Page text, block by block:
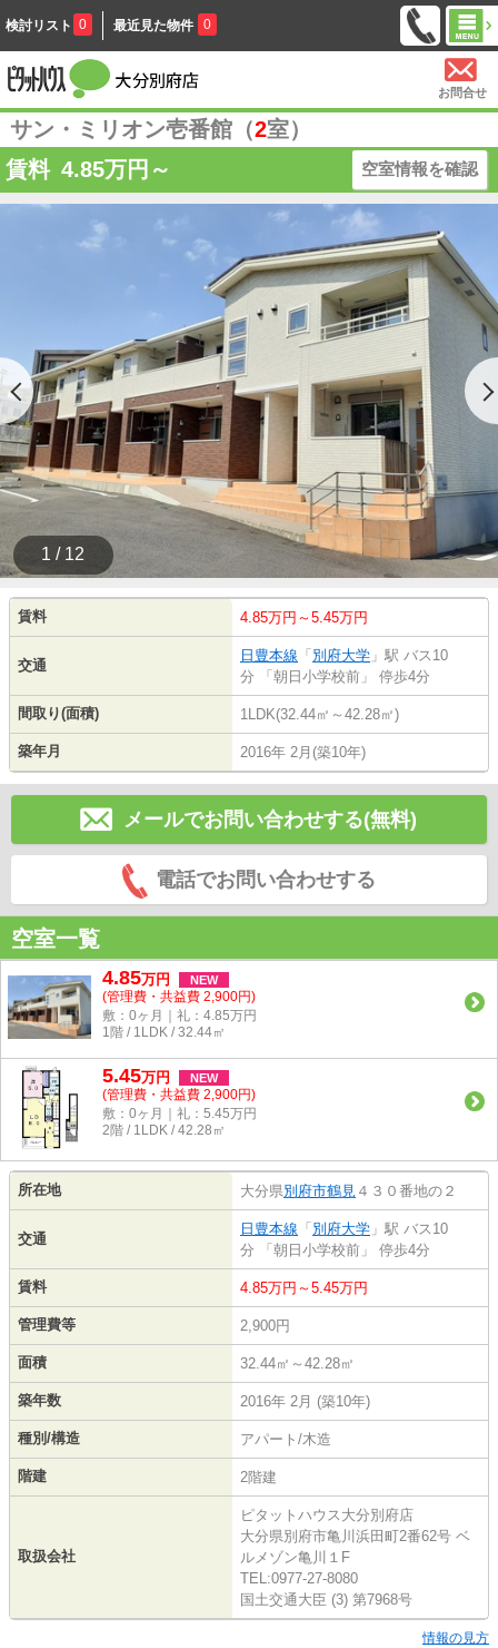
検討リスト 0 最近見た物件 0
お問合せ
サン・ミリオン壱番館（2室）
賃料 4.85万円～ 空室情報を確認
1 / 12
賃料 4.85万円～5.45万円
交通
日豊本線 「 別府大学 」駅 バス10
分 「朝日小学校前」 停歩4分
間取り(面積) 1LDK(32.44㎡～42.28㎡)
築年月 2016年 2月(築10年)
メールでお問い合わせする(無料)
電話でお問い合わせする
空室一覧
4.85万円 NEW
(管理費・共益費 2,900円)
敷：0ヶ月｜礼：4.85万円
1階 / 1LDK / 32.44㎡
5.45万円 NEW
(管理費・共益費 2,900円)
敷：0ヶ月｜礼：5.45万円
2階 / 1LDK / 42.28㎡
所在地 大分県別府市鶴見 ４３０番地の２
交通
日豊本線 「 別府大学 」駅 バス10
分 「朝日小学校前」 停歩4分
賃料 4.85万円～5.45万円
管理費等 2,900円
面積 32.44㎡～42.28㎡
築年数 2016年 2月 (築10年)
種別/構造 アパート/木造
階建 2階建
取扱会社
ピタットハウス大分別府店
大分県別府市亀川浜田町2番62号 ベ
ルメゾン亀川１F
TEL:0977-27-8080
国土交通大臣 (3) 第7968号
情報の見方